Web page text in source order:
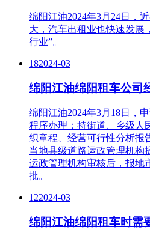
绵阳江油2024年3月24日，
大，汽车出租业也快速发展
行业”。
182024-03
绵阳江油绵阳租车公司
绵阳江油2024年3月18日，
程序办理：持街道、乡级人
织章程、经营可行性分析报
当地县级道路运政管理机构
运政管理机构审核后，报地
批。
122024-03
绵阳江油绵阳租车时需